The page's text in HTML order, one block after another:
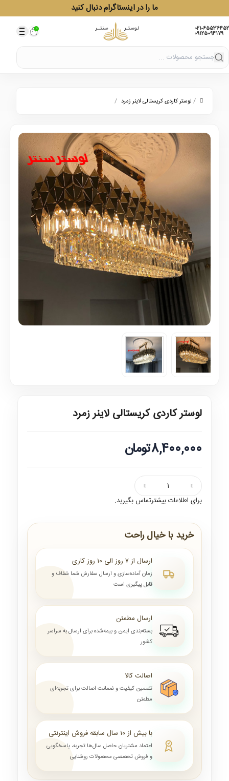
ما را در اینستاگرام دنبال کنید
021-65536452
09125094179
0
/ لوستر کاردی کریستالی لاینر زمرد /
لوستر کاردی کریستالی لاینر زمرد
8,400,000تومان
برای اطلاعات بیشترتماس بگیرید.
خرید با خیال راحت
ارسال از ۷ روز الی ۱۰ روز کاری
زمان آماده‌سازی و ارسال سفارش شما شفاف و
قابل پیگیری است
ارسال مطمئن
بسته‌بندی ایمن و بیمه‌شده برای ارسال به سراسر
کشور
اصالت کالا
تضمین کیفیت و ضمانت اصالت برای تجربه‌ای
مطمئن
با بیش از ۱۰ سال سابقه فروش اینترنتی
اعتماد مشتریان حاصل سال‌ها تجربه، پاسخگویی
و فروش تخصصی محصولات روشنایی